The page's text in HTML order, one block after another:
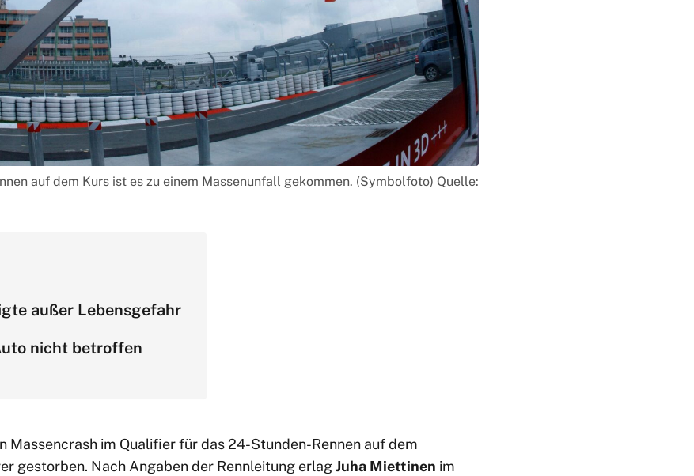
auf dem Kurs ist es zu einem Massenunfall gekommen. (Symbolfoto) Quelle:
außer Lebensgefahr
nicht betroffen
Massencrash im Qualifier für das 24-Stunden-Rennen auf dem
gestorben. Nach Angaben der Rennleitung erlagJuha Miettinen im